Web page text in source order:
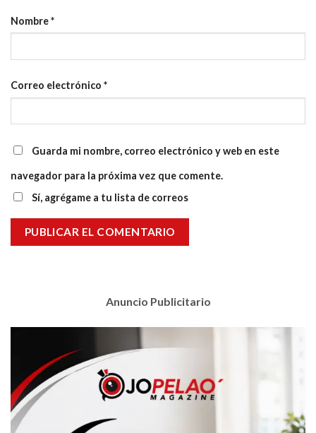
Nombre*
Correo electrónico *
Guarda mi nombre, correo electrónico y web en este
navegador para la próxima vez que comente.
Sí, agrégame a tu lista de correos
Anuncio Publicitario